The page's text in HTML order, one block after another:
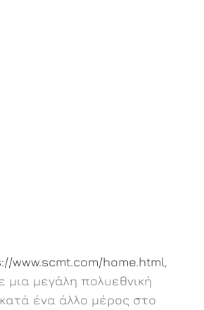
www.scmt.com/home.html,
μια μεγάλη πολυεθνική
ένα άλλο μέρος στο